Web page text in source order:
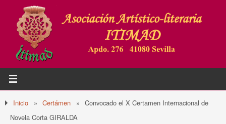
Inicio » Certámen » Convocado el X Certamen Internacional de
Novela Corta GIRALDA